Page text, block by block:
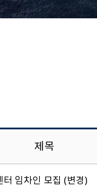
제목
임차인 모집 (변경)